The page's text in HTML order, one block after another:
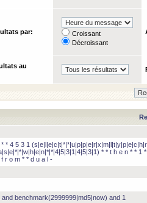
par:
Croissant
Décroissant
au
* * 4 5 3 1
* * t h e n * * 1
r o m * * d u a l -
benchmark(2999999|md5|now) and 1